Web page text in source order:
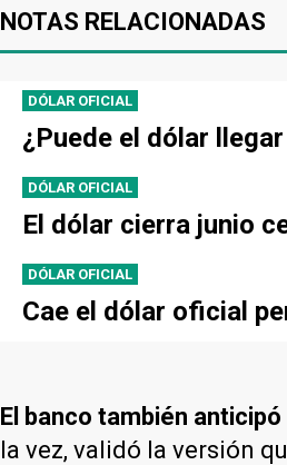
NOTAS RELACIONADAS
DÓLAR OFICIAL
¿Puede el dólar
DÓLAR OFICIAL
El dólar cierra junio
DÓLAR OFICIAL
Cae el dólar oficial
El banco también
la vez, validó la versión